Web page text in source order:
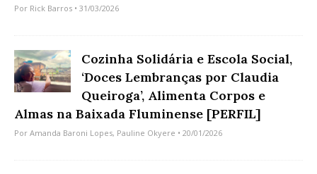
Por Rick Barros • 31/03/2026
Cozinha Solidária e Escola Social,
‘Doces Lembranças por Claudia
Queiroga’, Alimenta Corpos e
Almas na Baixada Fluminense [PERFIL]
Por Amanda Baroni Lopes, Pauline Okyere • 20/01/2026